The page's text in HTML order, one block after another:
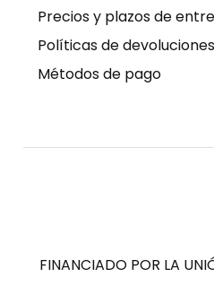
Precios y plazos de
Políticas de devoluciones
Métodos de pago
FINANCIADO POR LA